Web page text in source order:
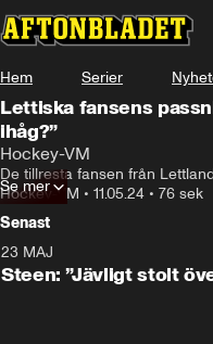
Hem Serier
Lettiska fansens
ihåg?”
Hockey-VM
De tillresta fansen från
Hockey-VM • 11.05.24 • 76 sek
Se mer
Senast
23 MAJ
Steen: ”Jävligt stolt